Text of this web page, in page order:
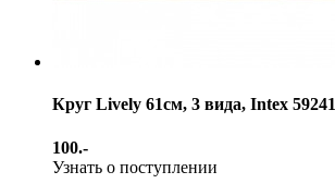
Круг Lively 61см, 3 вида, Intex 59241
100.-
Узнать о поступлении